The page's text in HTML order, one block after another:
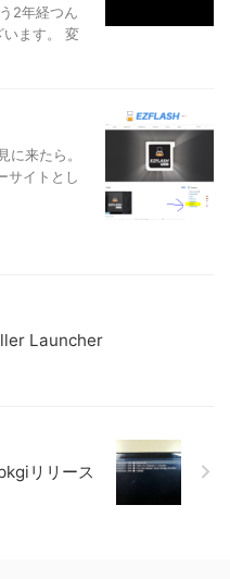
2年経つん
います。 変
に来たら。
サイトとし
Launcher
リリース